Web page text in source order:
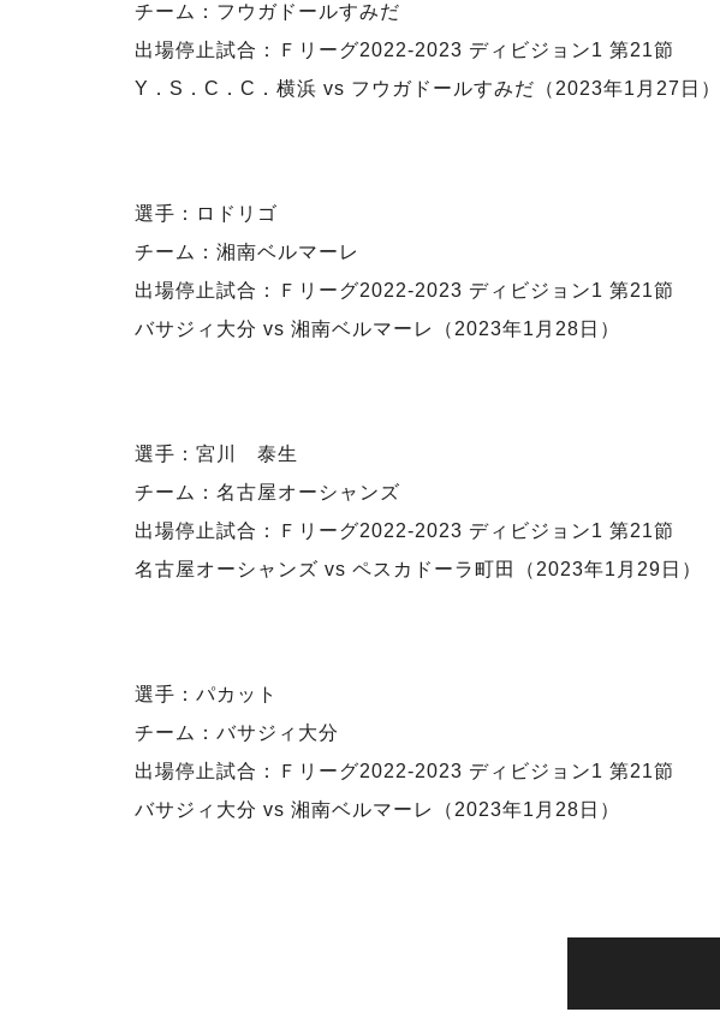
チーム：フウガドールすみだ
出場停止試合：Ｆリーグ2022-2023 ディビジョン1 第21節
Y．S．C．C．横浜 vs フウガドールすみだ（​2023年1月27日）
選手：ロドリゴ
チーム：湘南ベルマーレ
出場停止試合：Ｆリーグ2022-2023 ディビジョン1 第21節
バサジィ大分 vs 湘南ベルマーレ（​2023年1月28日）
選手：宮川 泰生
チーム：名古屋オーシャンズ
出場停止試合：Ｆリーグ2022-2023 ディビジョン1 第21節
名古屋オーシャンズ vs ペスカドーラ町田（​2023年1月29日）
選手：パカット
チーム：バサジィ大分
出場停止試合：Ｆリーグ2022-2023 ディビジョン1 第21節
バサジィ大分 vs 湘南ベルマーレ（​2023年1月28日）